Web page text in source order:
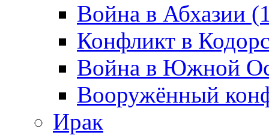
Война в Абхазии
Конфликт в
Война в Южной
Вооружённый
Ирак